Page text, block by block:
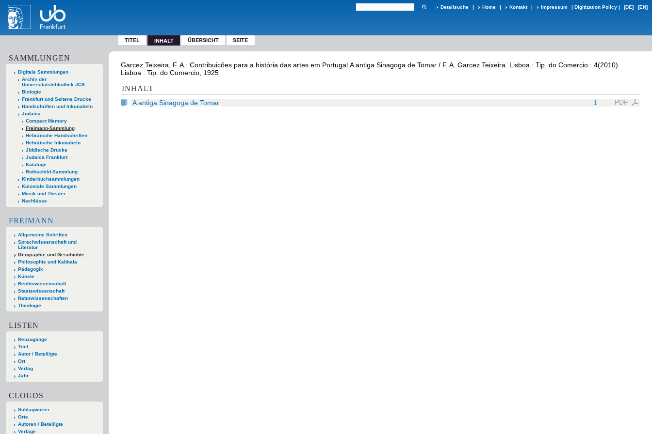
Detailsuche | Home | Kontakt | Impressum | Digitization Policy | [DE] [EN]
TITEL INHALT ÜBERSICHT SEITE
SAMMLUNGEN
Digitale Sammlungen
Archiv der
Universitätsbibliothek JCS
Biologie
Frankfurt und Seltene Drucke
Handschriften und Inkunabeln
Judaica
Compact Memory
Freimann-Sammlung
Hebräische Handschriften
Hebräische Inkunabeln
Jiddische Drucke
Judaica Frankfurt
Kataloge
Rothschild-Sammlung
Kinderbuchsammlungen
Koloniale Sammlungen
Musik und Theater
Nachlässe
FREIMANN
Allgemeine Schriften
Sprachwissenschaft und
Literatur
Geographie und Geschichte
Philosophie und Kabbala
Pädagogik
Künste
Rechtswissenschaft
Staatswissenschaft
Naturwissenschaften
Theologie
LISTEN
Neuzugänge
Titel
Autor / Beteiligte
Ort
Verlag
Jahr
CLOUDS
Schlagwörter
Orte
Autoren / Beteiligte
Verlage
Garcez Teixeira, F. A.: Contribuicões para a história das artes em Portugal.A antiga Sinagoga de Tomar / F. A. Garcez Teixeira. Lisboa : Tip. do Comercio : 4(2010).
Lisboa : Tip. do Comercio, 1925
INHALT
PDF
1
A antiga Sinagoga de Tomar